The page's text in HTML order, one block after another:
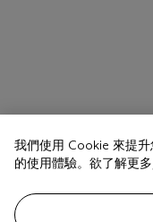
玉髓及鑽石項鍊
HKD 65,000 - 95,000
我們使用 Cookie 來提
的使用體驗。欲了解更